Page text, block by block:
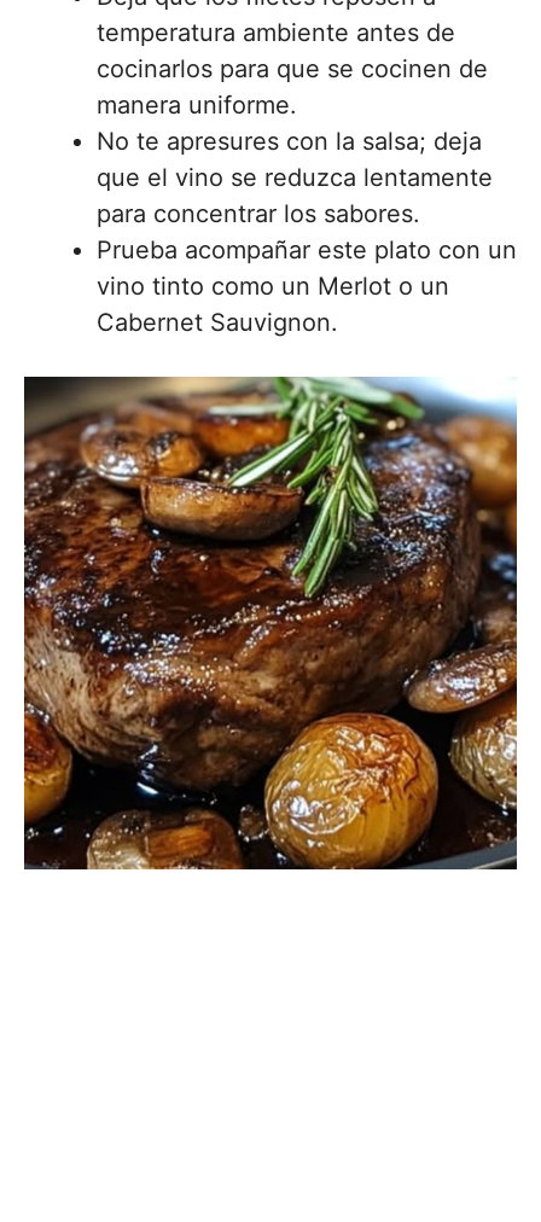
temperatura ambiente antes de
cocinarlos para que se cocinen de
manera uniforme.
No te apresures con la salsa; deja
que el vino se reduzca lentamente
para concentrar los sabores.
Prueba acompañar este plato con un
vino tinto como un Merlot o un
Cabernet Sauvignon.